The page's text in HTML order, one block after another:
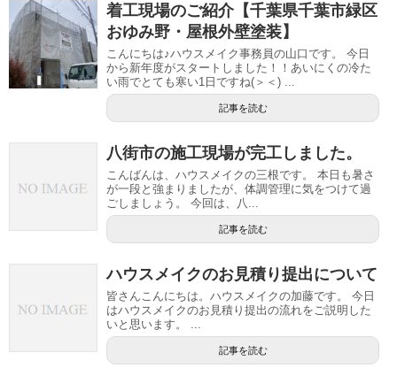
着工現場のご紹介【千葉県千葉市緑区
おゆみ野・屋根外壁塗装】
こんにちは♪ハウスメイク事務員の山口です。 今日
から新年度がスタートしました！！あいにくの冷た
い雨でとても寒い1日ですね(＞＜) ...
記事を読む
八街市の施工現場が完工しました。
こんばんは、ハウスメイクの三根です。 本日も暑さ
が一段と強まりましたが、体調管理に気をつけて過
ごしましょう。 今回は、八...
記事を読む
ハウスメイクのお見積り提出について
皆さんこんにちは。ハウスメイクの加藤です。 今日
はハウスメイクのお見積り提出の流れをご説明した
いと思います。 ...
記事を読む